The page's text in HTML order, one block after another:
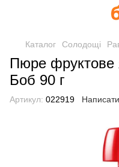
Каталог Солодощі
Пюре фруктове
Боб 90 г
Артикул: 022919 Написати